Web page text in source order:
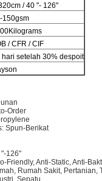
/ 40 "- 126"
150gsm
/ CFR / CIF
hari setelah 30% despoit
Order
Spun-Berikat
126"
Friendly, Anti-Static, Anti-
Rumah Sakit, Pertanian,
Sepatu